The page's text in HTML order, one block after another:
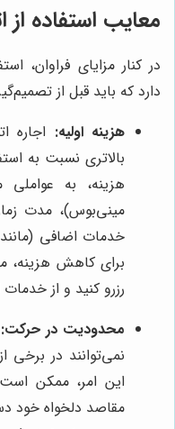
معایب استفاده
در کنار مزایای فراوان،
دارد که باید قبل از
هزینه اولیه: اجاره
بالاتری نسبت به
مینی‌بوس)، مدت
خدمات اضافی
برای کاهش هزینه،
رزرو کنید و از
محدودیت در حرکت:
نمی‌توانند در برخی
این امر، ممکن
مقاصد دلخواه خود